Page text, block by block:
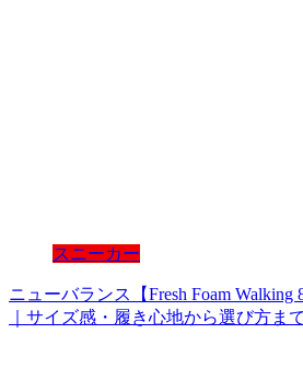
スニーカー
ニューバランス【Fresh Foam
｜サイズ感・履き心地から選び方ま